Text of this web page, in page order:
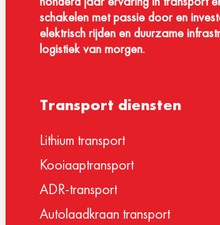
schakelen met passie door en
elektrisch rijden en duurzame
logistiek van morgen.
Transport diensten
Lithium transport
Kooiaaptransport
ADR-transport
Autolaadkraan transport